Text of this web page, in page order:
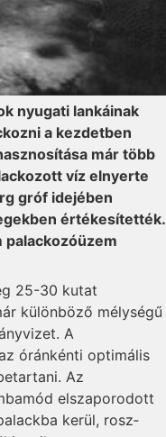
nyugati lankáinak
a kezdetben
már több
víz elnyerte
gróf idejében
értékesítették.
palackozóüzem
25-30 kutat
különböző mélységű
A
óránkénti optimális
Az
elszaporodott
kerül, rosz­